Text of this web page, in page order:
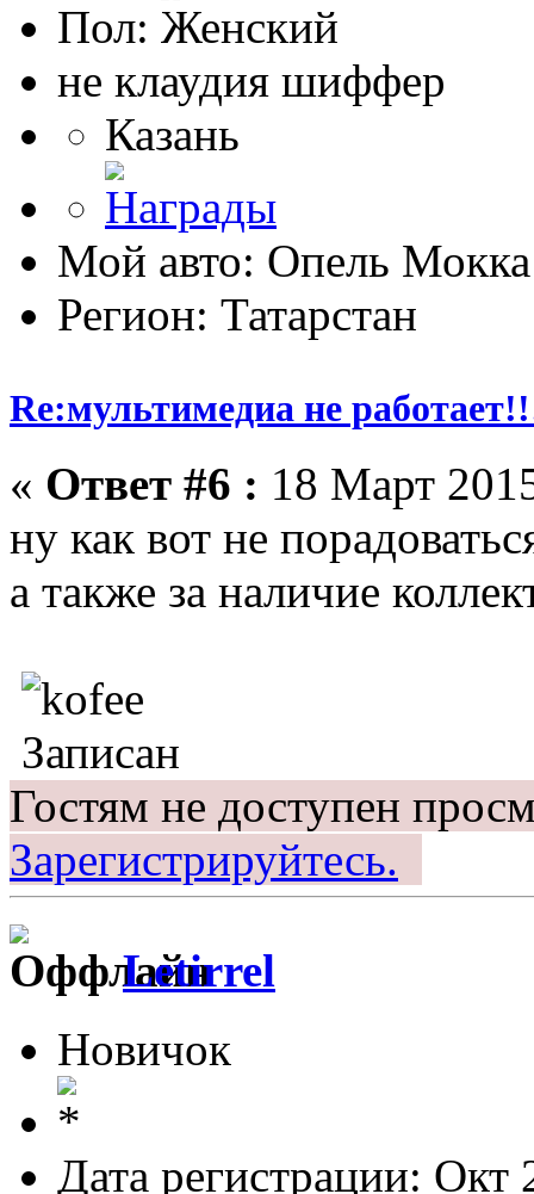
Пол:
не клаудия шиффер
Казань
Мой авто: Опель
Регион: Татарстан
Re:мультимедиа не
« Ответ #6 : 18 Март
ну как вот не
а также за наличие
Записан
Гостям не доступен
Зарегистрируйтесь.
Letirrel
Новичок
Дата регистрации: Окт